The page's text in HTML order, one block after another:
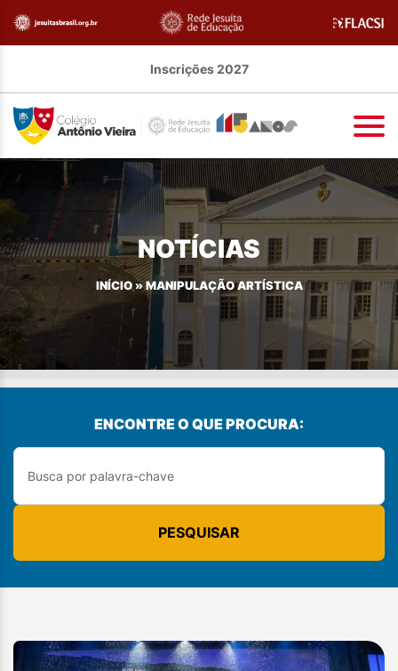
Inscrições 2027
NOTÍCIAS
INÍCIO»MANIPULAÇÃO ARTÍSTICA
ENCONTRE O QUE PROCURA:
PESQUISAR